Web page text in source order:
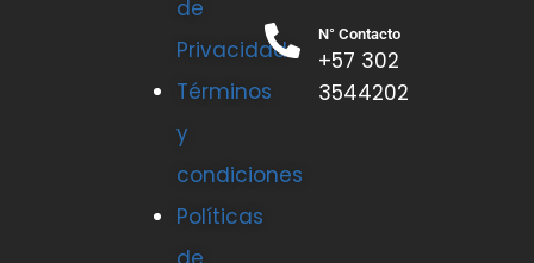
de
Privacidad
Términos
y
condiciones
Políticas
N° Contacto
+57 302
3544202